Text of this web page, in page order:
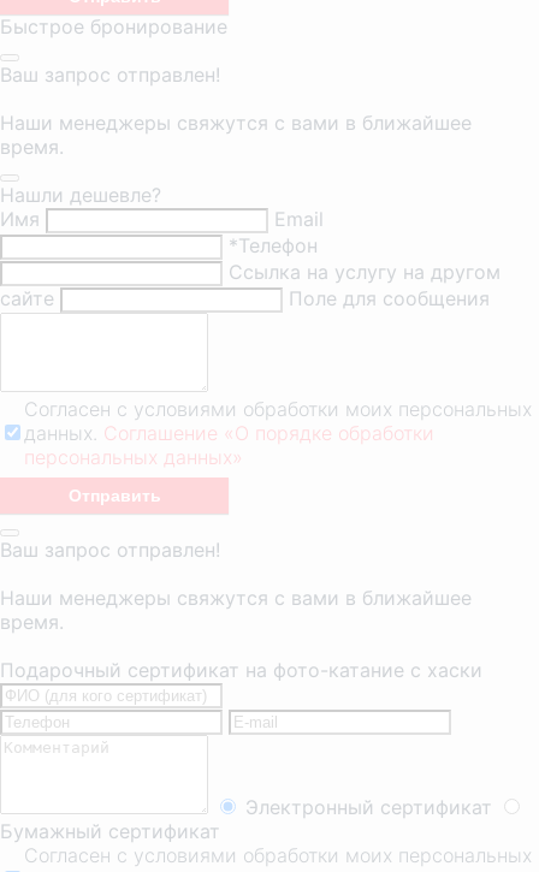
Быстрое бронирование
Ваш запрос отправлен!
Наши менеджеры свяжутся с вами в ближайшее
время.
Нашли дешевле?
Имя
Email
*Телефон
Ссылка на услугу на другом
сайте
Поле для сообщения
Согласен с условиями обработки моих персональных
данных. Соглашение «О порядке обработки
персональных данных»
Ваш запрос отправлен!
Наши менеджеры свяжутся с вами в ближайшее
время.
Подарочный сертификат на фото-катание с хаски
Электронный сертификат
Бумажный сертификат
Согласен с условиями обработки моих персональных